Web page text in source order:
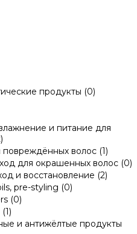
продукты (0)
и питание для
волос (1)
для окрашенных волос (0)
и восстановление (2)
pre-styling (0)
(0)
(1)
и антижёлтые продукты